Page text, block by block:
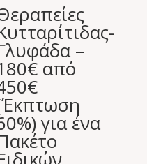
–
από
για ένα